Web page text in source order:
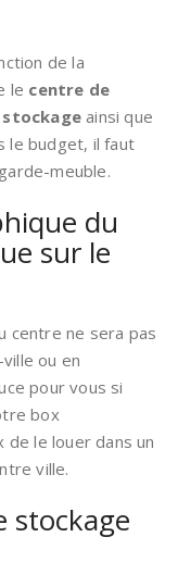
de la
le centre de
ainsi que
le budget, il faut
meuble.
du
sur le
centre ne sera pas
ou en
pour vous si
box
le louer dans un
ville.
stockage